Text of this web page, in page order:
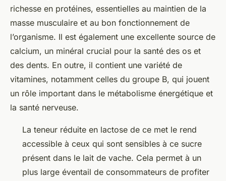
richesse en protéines, essentielles au maintien de la
masse musculaire et au bon fonctionnement de
l’organisme. Il est également une excellente source de
calcium, un minéral crucial pour la santé des os et
des dents. En outre, il contient une variété de
vitamines, notamment celles du groupe B, qui jouent
un rôle important dans le métabolisme énergétique et
la santé nerveuse.
La teneur réduite en lactose de ce met le rend
accessible à ceux qui sont sensibles à ce sucre
présent dans le lait de vache. Cela permet à un
plus large éventail de consommateurs de profiter